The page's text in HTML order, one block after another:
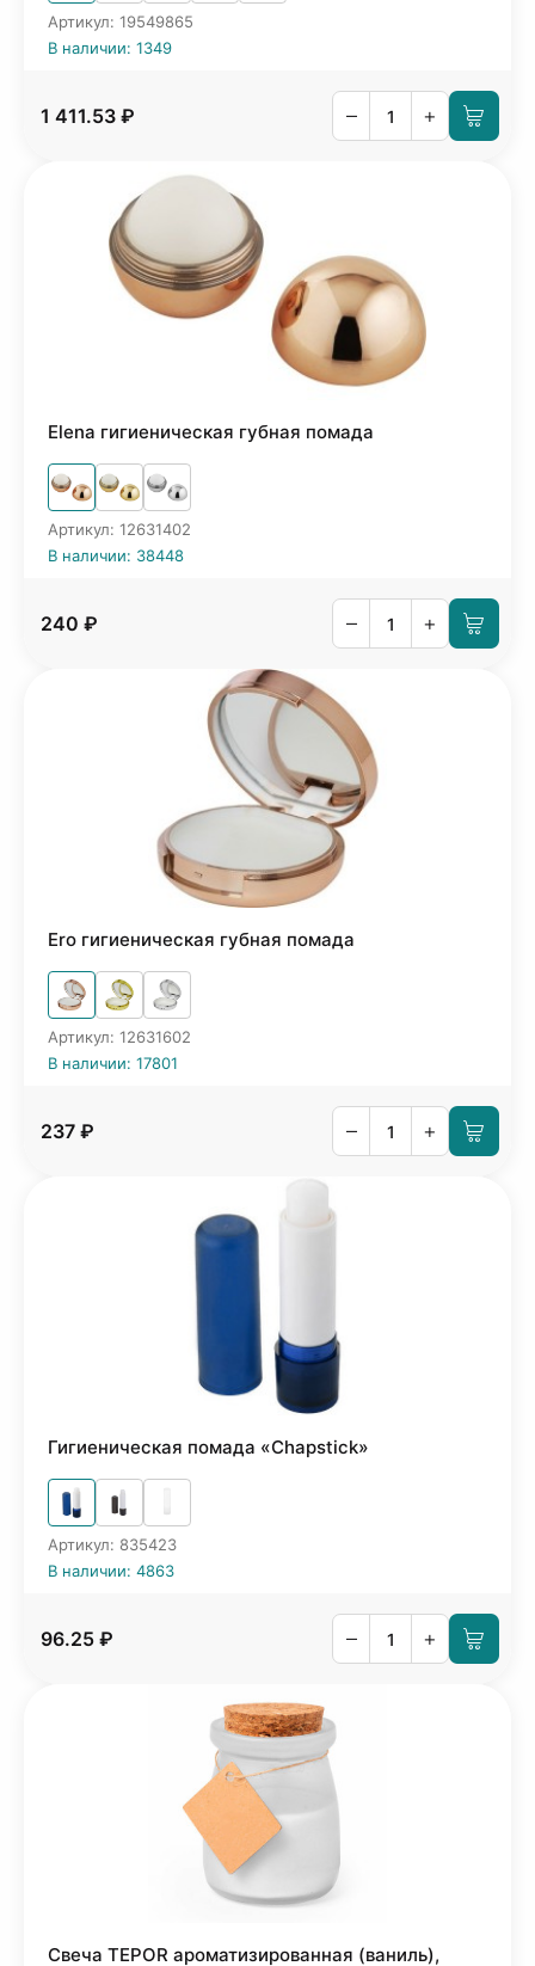
Артикул: 19549865
В наличии: 1349
1 411.53 ₽ – +
Elena гигиеническая губная помада
Артикул: 12631402
В наличии: 38448
240 ₽ – +
Ero гигиеническая губная помада
Артикул: 12631602
В наличии: 17801
237 ₽ – +
Гигиеническая помада «Chapstick»
Артикул: 835423
В наличии: 4863
96.25 ₽ – +
Свеча TEPOR ароматизированная (ваниль),